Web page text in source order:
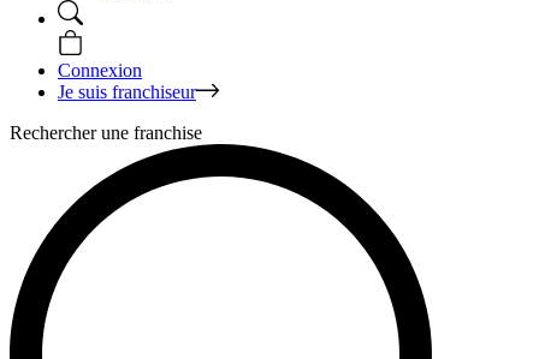
Connexion
Je suis franchiseur
Rechercher une franchise